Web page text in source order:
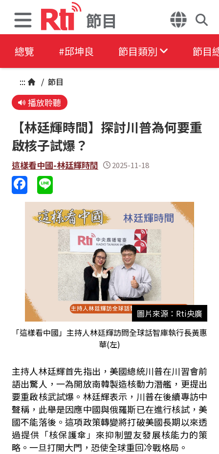
節目
總覽 #邱坤良 節目類別 節目
::: / 節目
播放聆聽
【林廷輝時間】探討川普為何要重
啟核子試爆？
這樣看中國-林廷輝時間 2025-11-18
圖片來源：Rti央廣
「這樣看中國」主持人林廷輝訪問全球話智庫執行長黃惠
華(左)
主持人林廷輝首先指出，美國總統川普在川習會前
語出驚人，一為開放南韓製造核動力潛艦，更提出
要重啟核武試爆。林廷輝表示，川普在後續專訪中
聲稱，此舉是因應中國與俄羅斯已在進行核試，美
國不能落後。這項政策轉變將打破美國長期以來透
過提供「核保護傘」來抑制盟友發展核能力的策
略。一旦打開大門，恐使全球重回冷戰格局。